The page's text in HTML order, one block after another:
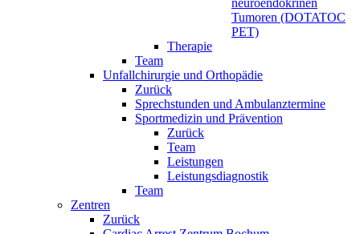
neuroendokrinen
Tumoren (DOTATOC
PET)
Therapie
Team
Unfallchirurgie und Orthopädie
Zurück
Sprechstunden und Ambulanztermine
Sportmedizin und Prävention
Zurück
Team
Leistungen
Leistungsdiagnostik
Team
Zentren
Zurück